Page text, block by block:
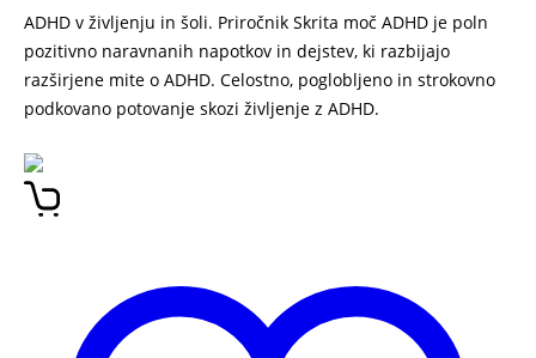
ADHD v življenju in šoli. Priročnik Skrita moč ADHD je poln
pozitivno naravnanih napotkov in dejstev, ki razbijajo
razširjene mite o ADHD. Celostno, poglobljeno in strokovno
podkovano potovanje skozi življenje z ADHD.